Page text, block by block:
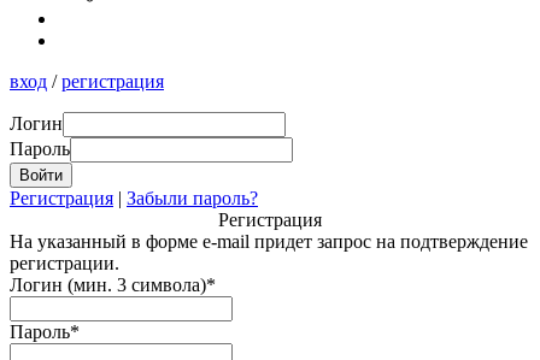
вход /регистрация
Логин
Пароль
Регистрация | Забыли пароль?
Регистрация
На указанный в форме e-mail придет запрос на подтверждение
регистрации.
Логин (мин. 3 символа)*
Пароль*